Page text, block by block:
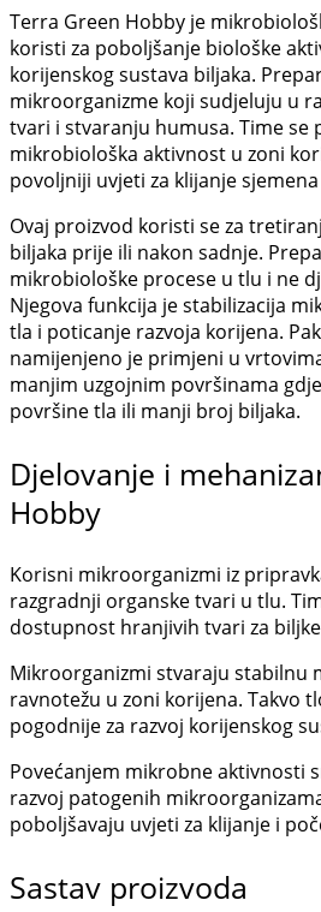
Terra Green Hobby je
koristi za poboljšanje biološke
korijenskog sustava biljaka.
mikroorganizme koji sudjeluju u
tvari i stvaranju humusa. Time se
mikrobiološka aktivnost u zoni
povoljniji uvjeti za klijanje
Ovaj proizvod koristi se za
biljaka prije ili nakon sadnje.
mikrobiološke procese u tlu i ne
Njegova funkcija je stabilizacija
tla i poticanje razvoja korijena.
namijenjeno je primjeni u
manjim uzgojnim površinama
površine tla ili manji broj biljaka.
Djelovanje i
Hobby
Korisni mikroorganizmi iz
razgradnji organske tvari u tlu.
dostupnost hranjivih tvari za
Mikroorganizmi stvaraju stabilnu
ravnotežu u zoni korijena. Takvo
pogodnije za razvoj korijenskog
Povećanjem mikrobne aktivnosti
razvoj patogenih
poboljšavaju uvjeti za klijanje i
Sastav proizvoda